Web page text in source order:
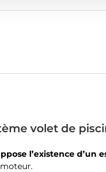
volet de
l’existence d’un